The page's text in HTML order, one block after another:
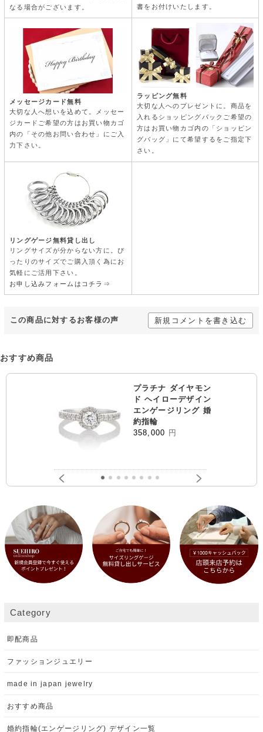
なる場合がございます。
書をお付けいたします。
メッセージカード無料
大切な人へ想いを込めて。メッセー
ジカードご希望の方はお買い物カゴ
内の「その他お問い合わせ」にご入
力下さい。
ラッピング無料
大切な人へのプレゼントに。商品を
入れるショッピングバックご希望の
方はお買い物カゴ内の「ショッピン
グバッグ」にて希望するをご指定下
さい。
リングゲージ無料貸し出し
リングサイズが分からない方に。ぴ
ったりのサイズでご購入頂く為にお
気軽にご活用下さい。
お申し込みフォームはコチラ⇒
この商品に対するお客様の声 新規コメントを書き込む
おすすめ商品
プラチナ ダイヤモン
ド ヘイローデザイン
エンゲージリング 婚
約指輪
358,000 円
Category
即配商品
ファッションジュエリー
made in japan jewelry
おすすめ商品
婚約指輪(エンゲージリング) デザイン一覧